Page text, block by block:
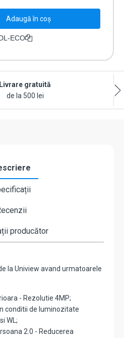
Adaugă în coș
ECO
Livrare gratuită
de la 500 lei
producător
la Uniview avand urmatoarele
- Rezolutie 4MP;
conditii de luminozitate
WL;
2.0 - Reducerea